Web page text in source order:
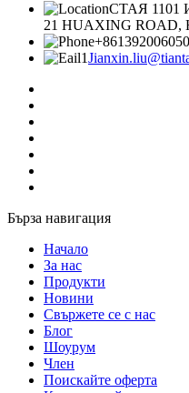
СТАЯ 1101
21 HUAXING ROAD,
Бърза навигация
Начало
За нас
Продукти
Новини
Свържете се с нас
Блог
Шоурум
Член
Поискайте оферта